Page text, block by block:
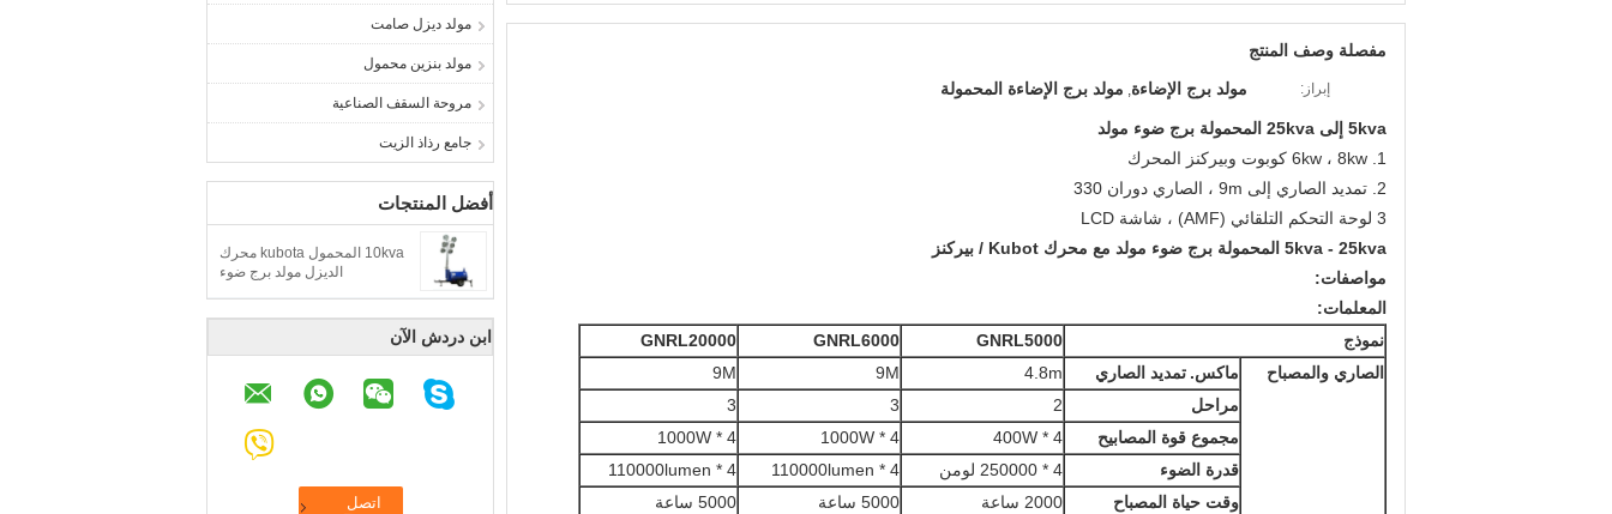
مولد ديزل صامت
مولد بنزين محمول
مروحة السقف الصناعية
جامع رذاذ الزيت
أفضل المنتجات
10kva المحمول kubota محرك
الديزل مولد برج ضوء
ابن دردش الآن
مفصلة وصف المنتج
إبراز: مولد برج الإضاءة, مولد برج الإضاءة المحمولة
5kva إلى 25kva المحمولة برج ضوء مولد
1. 6kw ، 8kw كوبوت وبيركنز المحرك
2. تمديد الصاري إلى 9m ، الصاري دوران 330
3 لوحة التحكم التلقائي (AMF) ، شاشة LCD
5kva - 25kva المحمولة برج ضوء مولد مع محرك Kubot / بيركنز
مواصفات:
المعلمات:
نموذج
GNRL5000
GNRL6000
GNRL20000
الصاري والمصباح
ماكس. تمديد الصاري 4.8m
9M
9M
مراحل
2
3
3
مجموع قوة المصابيح
4 * 400W
4 * 1000W
4 * 1000W
قدرة الضوء
4 * 250000 لومن 4 * 110000lumen
4 * 110000lumen
وقت حياة المصباح
2000 ساعة 5000 ساعة
5000 ساعة